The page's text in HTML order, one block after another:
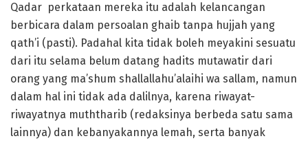
Qadar perkataan mereka itu adalah kelancangan
berbicara dalam persoalan ghaib tanpa hujjah yang
qath’i (pasti). Padahal kita tidak boleh meyakini sesuatu
dari itu selama belum datang hadits mutawatir dari
orang yang ma’shum shallallahu’alaihi wa sallam, namun
dalam hal ini tidak ada dalilnya, karena riwayat-
riwayatnya muththarib (redaksinya berbeda satu sama
lainnya) dan kebanyakannya lemah, serta banyak